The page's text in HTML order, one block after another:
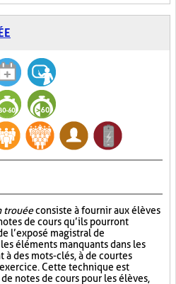
trouéeconsiste à fournir aux élèves
de cours qu’ils pourront
l’exposé magistral de
éléments manquants dans les
à des mots-clés, à de courtes
Cette technique est
notes de cours pour les élèves,